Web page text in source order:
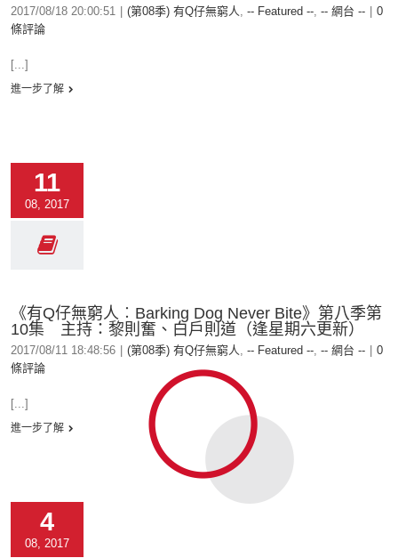
2017/08/18 20:00:51 (第08季) 有Q仔無窮人, -- Featured --, -- 網台 --
0
條評論
[...]
進一步了解
11
08, 2017
《有Q仔無窮人︰Barking Dog Never Bite⁠⁠⁠⁠》第八季第
10集 主持：黎則奮、白戶則道（逢星期六更新）
2017/08/11 18:48:56 (第08季) 有Q仔無窮人, -- Featured --, -- 網台 --
0
條評論
[...]
進一步了解
4
08, 2017